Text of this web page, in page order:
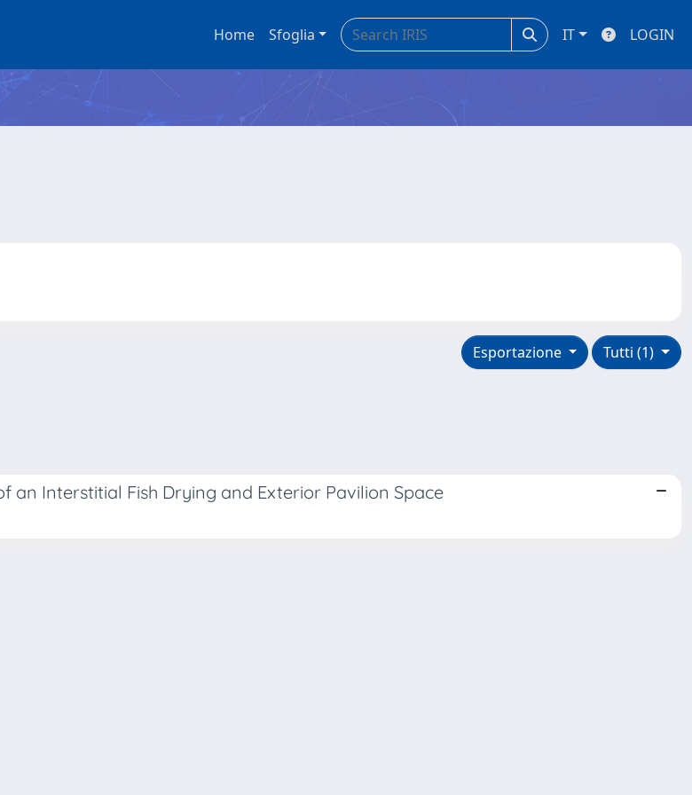
Home Sfoglia IT LOGIN
Tutti (1)
Esportazione
Interstitial Fish Drying and Exterior Pavilion Space